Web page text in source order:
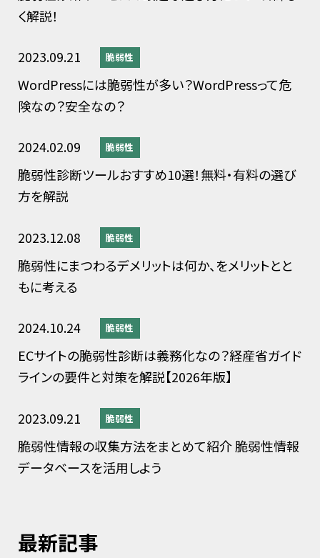
く解説！
2023.09.21 脆弱性
WordPressには脆弱性が多い？WordPressって危
険なの？安全なの？
2024.02.09 脆弱性
脆弱性診断ツールおすすめ10選！無料・有料の選び
方を解説
2023.12.08 脆弱性
脆弱性にまつわるデメリットは何か、をメリットとと
もに考える
2024.10.24 脆弱性
ECサイトの脆弱性診断は義務化なの？経産省ガイド
ラインの要件と対策を解説【2026年版】
2023.09.21 脆弱性
脆弱性情報の収集方法をまとめて紹介 脆弱性情報
データベースを活用しよう
最新記事